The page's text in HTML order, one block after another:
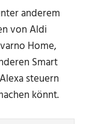
anderem
von Aldi
Home,
Smart
steuern
könnt.